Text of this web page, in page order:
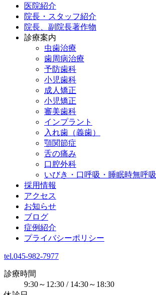
医院紹介
院長・スタッフ紹介
院長、副院長著作物
診療案内
虫歯治療
歯周病治療
予防歯科
小児歯科
成人矯正
小児矯正
審美歯科
インプラント
入れ歯（義歯）
顎関節症
舌の痛み
口腔外科
いびき・口呼吸・睡眠時無呼吸
採用情報
アクセス
お知らせ
ブログ
症例紹介
プライバシーポリシー
tel.045-982-7977
診療時間
9:30～12:30 / 14:30～18:30